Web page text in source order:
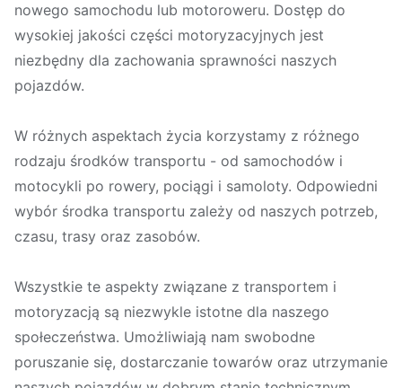
nowego samochodu lub motoroweru. Dostęp do
wysokiej jakości części motoryzacyjnych jest
niezbędny dla zachowania sprawności naszych
pojazdów.
W różnych aspektach życia korzystamy z różnego
rodzaju środków transportu - od samochodów i
motocykli po rowery, pociągi i samoloty. Odpowiedni
wybór środka transportu zależy od naszych potrzeb,
czasu, trasy oraz zasobów.
Wszystkie te aspekty związane z transportem i
motoryzacją są niezwykle istotne dla naszego
społeczeństwa. Umożliwiają nam swobodne
poruszanie się, dostarczanie towarów oraz utrzymanie